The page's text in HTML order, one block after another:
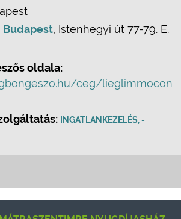
Budapest, Istenhegyi út 77-79. E.
oldala:
ceg/lieglimmocon
INGATLANKEZELÉS, -